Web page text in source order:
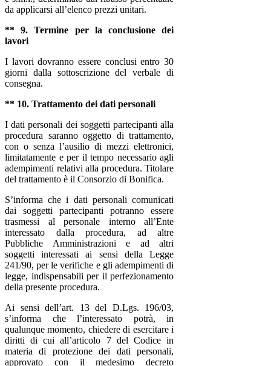
da applicarsi all’elenco prezzi unitari.
** 9. Termine per la conclusione dei
lavori
I lavori dovranno essere conclusi entro 30
giorni dalla sottoscrizione del verbale di
consegna.
** 10. Trattamento dei dati personali
I dati personali dei soggetti partecipanti alla
procedura saranno oggetto di trattamento,
con o senza l’ausilio di mezzi elettronici,
limitatamente e per il tempo necessario agli
adempimenti relativi alla procedura. Titolare
del trattamento è il Consorzio di Bonifica.
S’informa che i dati personali comunicati
dai soggetti partecipanti potranno essere
trasmessi al personale interno all’Ente
interessato dalla procedura, ad altre
Pubbliche Amministrazioni e ad altri
soggetti interessati ai sensi della Legge
241/90, per le verifiche e gli adempimenti di
legge, indispensabili per il perfezionamento
della presente procedura.
Ai sensi dell’art. 13 del D.Lgs. 196/03,
s’informa che l’interessato potrà, in
qualunque momento, chiedere di esercitare i
diritti di cui all’articolo 7 del Codice in
materia di protezione dei dati personali,
approvato con il medesimo decreto